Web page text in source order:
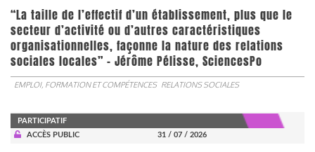
“La taille de l’effectif d’un établissement, plus que le
secteur d’activité ou d’autres caractéristiques
organisationnelles, façonne la nature des relations
sociales locales” - Jérôme Pélisse, SciencesPo
EMPLOI, FORMATION ET COMPÉTENCES RELATIONS SOCIALES
PARTICIPATIF
ACCÈS PUBLIC
31 / 07 / 2026